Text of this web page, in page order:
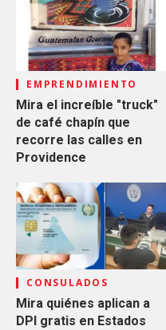
EMPRENDIMIENTO
Mira el increíble "truck"
de café chapín que
recorre las calles en
Providence
CONSULADOS
Mira quiénes aplican a
DPI gratis en Estados